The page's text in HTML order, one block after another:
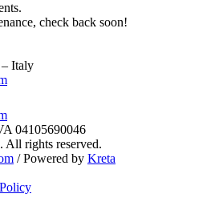
check back soon!
Italy
04105690046
All rights reserved.
/ Powered by Kreta